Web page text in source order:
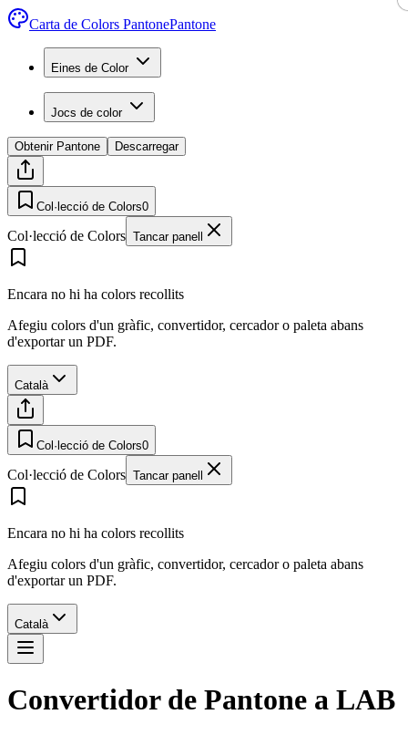
Carta de Colors PantonePantone
Eines de Color
Jocs de color
Obtenir Pantone Descarregar
Col·lecció de Colors0
Col·lecció de Colors Tancar panell
Encara no hi ha colors recollits
Afegiu colors d'un gràfic, convertidor, cercador o paleta abans
d'exportar un PDF.
Català
Col·lecció de Colors0
Col·lecció de Colors Tancar panell
Encara no hi ha colors recollits
Afegiu colors d'un gràfic, convertidor, cercador o paleta abans
d'exportar un PDF.
Català
Convertidor de Pantone a LAB